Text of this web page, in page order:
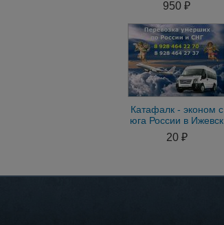
доставкой по РФ
950 ₽
Катафалк - эконом с
юга России в Ижевск
20 ₽